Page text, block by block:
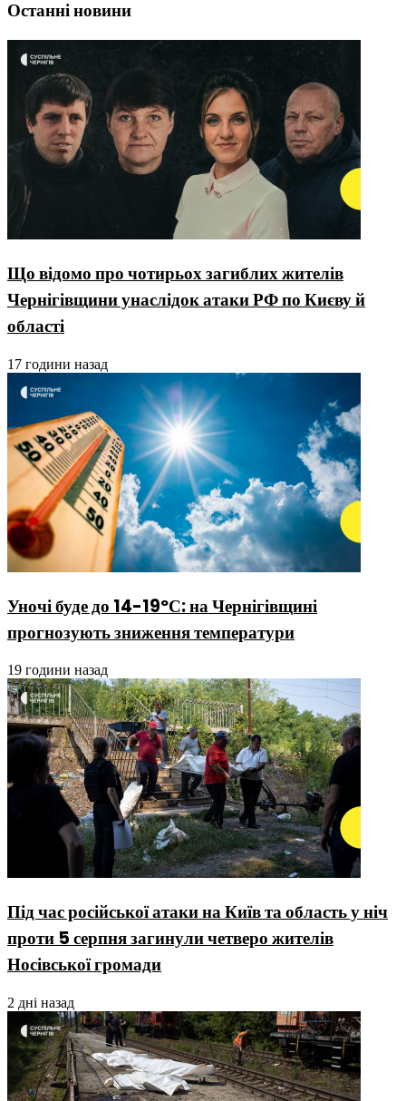
Останні новини
Що відомо про чотирьох загиблих жителів
Чернігівщини унаслідок атаки РФ по Києву й
області
17 години назад
Уночі буде до 14-19ºС: на Чернігівщині
прогнозують зниження температури
19 години назад
Під час російської атаки на Київ та область у ніч
проти 5 серпня загинули четверо жителів
Носівської громади
2 дні назад